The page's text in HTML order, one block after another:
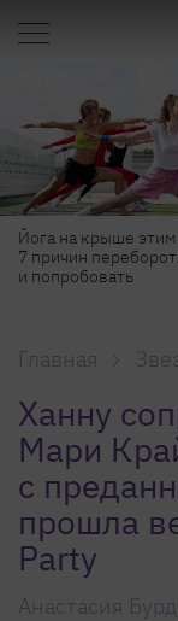
Готовь как шеф-
профессиональных
секретов, которые
Главная
Ханну
Мари
с
прошла
Party
Анастасия